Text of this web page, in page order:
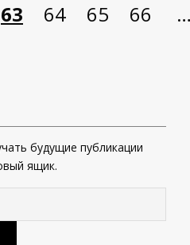
63 64 65 66
будущие публикации
ящик.